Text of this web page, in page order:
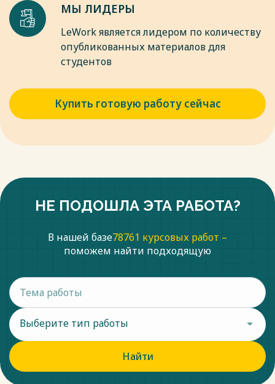
МЫ ЛИДЕРЫ
LeWork является лидером по количеству
опубликованных материалов для
студентов
Купить готовую работу сейчас
НЕ ПОДОШЛА ЭТА РАБОТА?
В нашей базе78761 курсовых работ –
поможем найти подходящую
Выберите тип работы
Найти